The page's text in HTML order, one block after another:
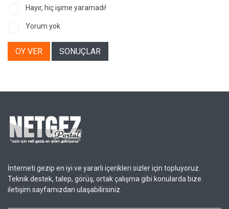
Hayır, hiç işime yaramadı!
Yorum yok
OY VER SONUÇLAR
İnterneti gezip en iyi ve yararlı içerikleri sizler için topluyoruz.
Teknik destek, talep, görüş, ortak çalışma gibi konularda bize
iletişim sayfamızdan ulaşabilirsiniz.